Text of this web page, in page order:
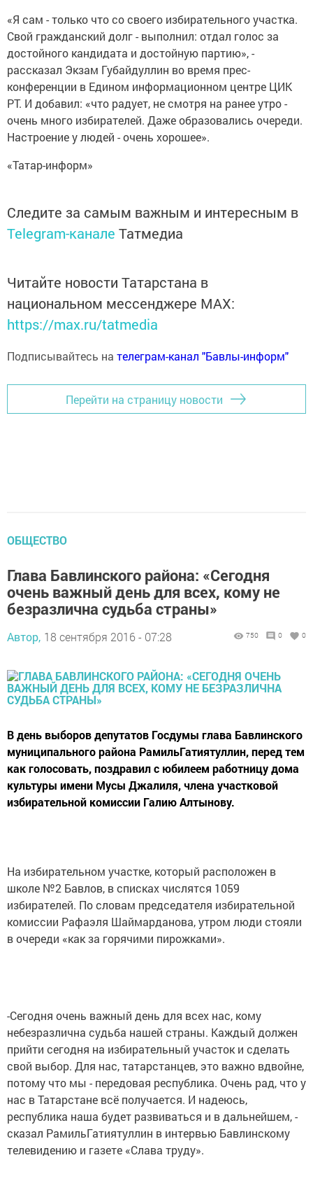
«Я сам - только что со своего избирательного участка.
Свой гражданский долг - выполнил: отдал голос за
достойного кандидата и достойную партию», -
рассказал Экзам Губайдуллин во время прес-
конференции в Едином информационном центре ЦИК
РТ. И добавил: «что радует, не смотря на ранее утро -
очень много избирателей. Даже образовались очереди.
Настроение у людей - очень хорошее».
«Татар-информ»
Следите за самым важным и интересным в
Telegram-канале Татмедиа
Читайте новости Татарстана в
национальном мессенджере MАХ:
https://max.ru/tatmedia
Подписывайтесь на телеграм-канал "Бавлы-информ"
Перейти на страницу новости
ОБЩЕСТВО
Глава Бавлинского района: «Сегодня
очень важный день для всех, кому не
безразлична судьба страны»
Автор, 18 сентября 2016 - 07:28 750 0 0
В день выборов депутатов Госдумы глава Бавлинского
муниципального района РамильГатиятуллин, перед тем
как голосовать, поздравил с юбилеем работницу дома
культуры имени Мусы Джалиля, члена участковой
избирательной комиссии Галию Алтынову.
На избирательном участке, который расположен в
школе №2 Бавлов, в списках числятся 1059
избирателей. По словам председателя избирательной
комиссии Рафаэля Шаймарданова, утром люди стояли
в очереди «как за горячими пирожками».
-Сегодня очень важный день для всех нас, кому
небезразлична судьба нашей страны. Каждый должен
прийти сегодня на избирательный участок и сделать
свой выбор. Для нас, татарстанцев, это важно вдвойне,
потому что мы - передовая республика. Очень рад, что у
нас в Татарстане всё получается. И надеюсь,
республика наша будет развиваться и в дальнейшем, -
сказал РамильГатиятуллин в интервью Бавлинскому
телевидению и газете «Слава труду».